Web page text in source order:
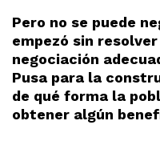
Pero no se puede
empezó sin
negociación
Pusa para la
de qué forma la
obtener algún